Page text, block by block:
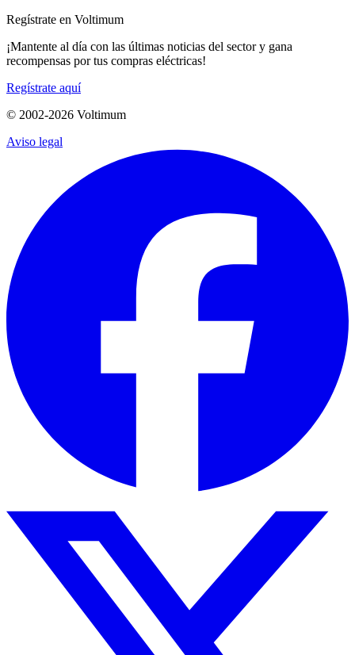
Regístrate en Voltimum
¡Mantente al día con las últimas noticias del sector y gana
recompensas por tus compras eléctricas!
Regístrate aquí
© 2002-2026 Voltimum
Aviso legal